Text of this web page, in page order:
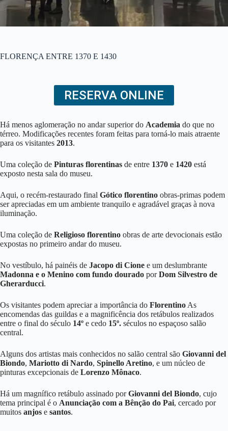
FLORENÇA ENTRE 1370 E 1430
RESERVA ONLINE
Há menos aglomeração no andar superior do Academia do que no
térreo. Modificações recentes foram feitas para torná-lo mais atraente
para os visitantes 2013.
Uma coleção de Pinturas florentinas de entre 1370 e 1420 está
exposto nesta sala do museu.
Aqui, o recém-restaurado final Gótico florentino obras-primas podem
ser apreciadas em um ambiente tranquilo e agradável graças à nova
iluminação.
Uma coleção de Religioso florentino obras de arte devocionais estão
expostas no primeiro andar do museu.
No vestíbulo, há painéis de Jacopo di Cione e um deslumbrante
Madonna e o Menino com fundo dourado porDom Silvestro de
Gherarducci.
Os visitantes podem apreciar a importância do Florentino As
encomendas das guildas e a magnificência dos retábulos realizados
entre o final do século 14º e cedo 15º. séculos no espaçoso salão
central.
Alguns dos artistas mais conhecidos no salão central são Giovanni del
Biondo, Mariotto di Nardo, Spinello Aretino, e um núcleo de
pinturas excepcionais de Lorenzo Mônaco.
Há um magnífico retábulo assinado porGiovanni del Biondo, cujo
tema principal é o Anunciação com a Bênção do Pai, cercado por
muitos anjos e santos.